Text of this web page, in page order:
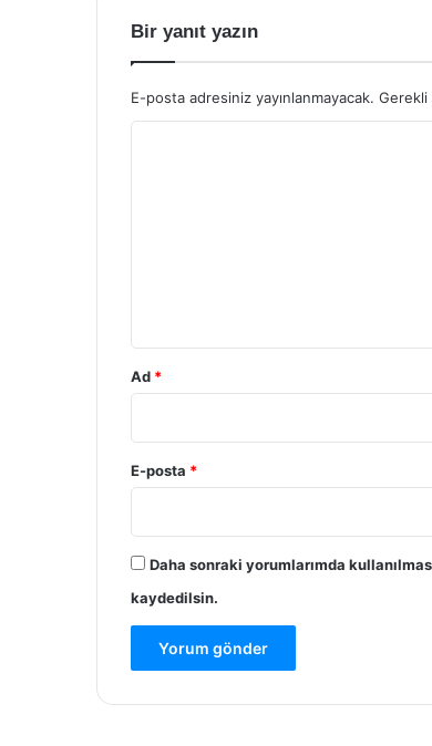
Bir yanıt yazın
E-posta adresiniz yayınlanmayacak. Gerekli
Ad *
E-posta *
Daha sonraki yorumlarımda
kaydedilsin.